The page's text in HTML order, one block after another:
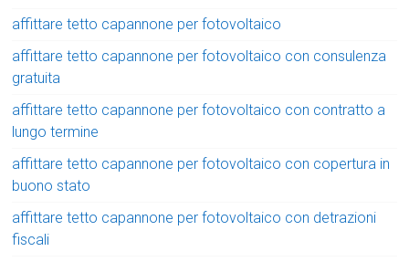
affittare tetto capannone per fotovoltaico
affittare tetto capannone per fotovoltaico con consulenza
gratuita
affittare tetto capannone per fotovoltaico con contratto a
lungo termine
affittare tetto capannone per fotovoltaico con copertura in
buono stato
affittare tetto capannone per fotovoltaico con detrazioni
fiscali